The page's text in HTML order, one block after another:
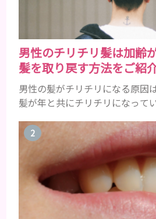
男性のチリチリ髪は加齢
髪を取り戻す方法をご紹
男性の髪がチリチリになる原因
髪が年と共にチリチリになって
にツヤがあった男性も、いつの
でペタンとするようになった
ょう。特に大人の男性として
以降の男性に悩んでいる人が多
髪が生え変わるサイクルは、年
ます。髪が太くならないま...